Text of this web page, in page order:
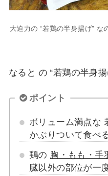
大迫力の “若鶏の半身揚げ”
なると の “若鶏の半身
ポイント
ボリューム満点な
かぶりついて食べ
鶏の 胸・もも・手
臓以外の部位が一